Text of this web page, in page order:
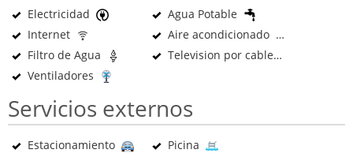
Electricidad
Agua Potable
Internet
Aire acondicionado
Filtro de Agua
Television por cable
Ventiladores
Servicios externos
Estacionamiento
Picina